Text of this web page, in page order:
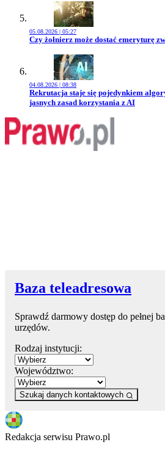
05.08.2026 | 05:27
Przejdź do artykułu:
Czy żołnierz może dostać emeryturę
04.08.2026 | 08:38
Przejdź do artykułu:
Rekrutacja staje się pojedynkiem
jasnych zasad korzystania z AI
Baza teleadresowa
Sprawdź darmowy dostęp do pełnej
urzędów.
Rodzaj instytucji:
Województwo:
Szukaj danych kontaktowych
Redakcja serwisu Prawo.pl